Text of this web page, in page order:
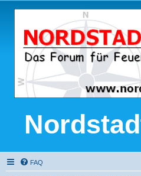
FAQ